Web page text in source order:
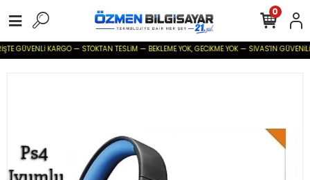
GÜVENLİ KARGO — STOKTAN TESLİM — BEKLEME YOK, GECİKME YOK — SİVAS'IN GÜVENİLİR
0